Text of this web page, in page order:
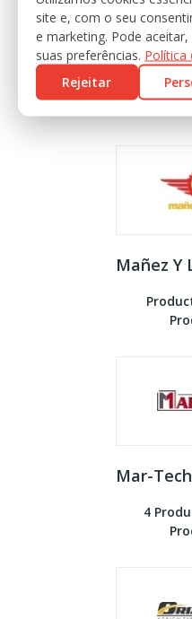
8
Mañez Y
Mar-
4
site e, com o seu
e marketing. Pode
suas preferências. Política
Rejeitar